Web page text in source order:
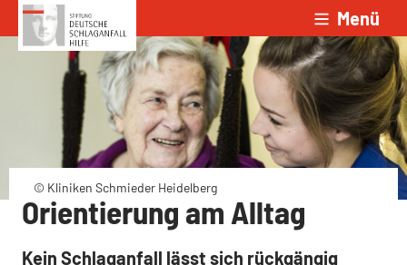
Zum Inhalt springen Menü
© Kliniken Schmieder Heidelberg
Orientierung am Alltag
Kein Schlaganfall lässt sich rückgängig